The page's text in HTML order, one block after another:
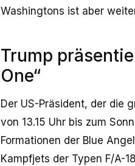
Washingtons ist aber
Trump
One“
Der US-Präsident, der die
von 13.15 Uhr bis zum
Formationen der Blue
Kampfjets der Typen F/A-